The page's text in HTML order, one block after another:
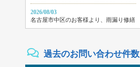
2026/08/03
名古屋市中区のお客様より、雨漏り修繕
工事の御見積依頼を頂きました！
三重県いなべ市のお客様より、外壁その
過去のお問い合わせ件数